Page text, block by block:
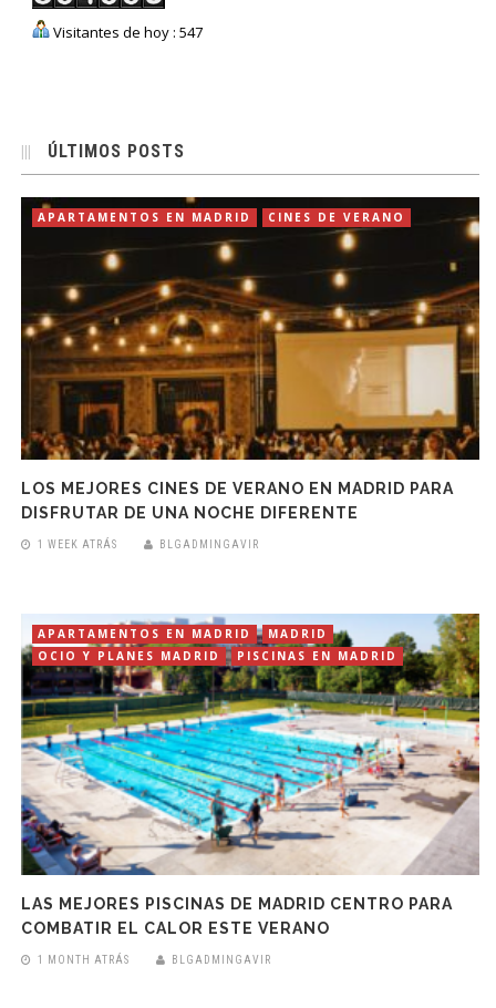
Visitantes de hoy : 547
ÚLTIMOS POSTS
APARTAMENTOS EN MADRID CINES DE VERANO
LOS MEJORES CINES DE VERANO EN MADRID PARA
DISFRUTAR DE UNA NOCHE DIFERENTE
1 WEEK ATRÁS BLGADMINGAVIR
APARTAMENTOS EN MADRID
MADRID
OCIO Y PLANES MADRID
PISCINAS EN MADRID
LAS MEJORES PISCINAS DE MADRID CENTRO PARA
COMBATIR EL CALOR ESTE VERANO
1 MONTH ATRÁS BLGADMINGAVIR